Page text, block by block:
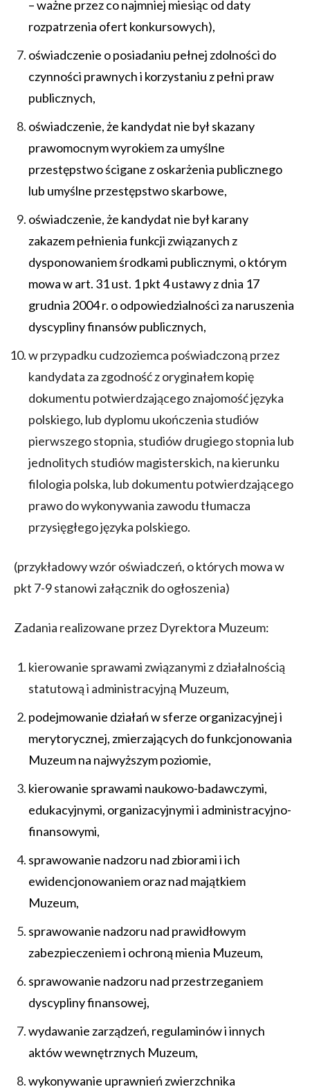
– ważne przez co najmniej miesiąc od daty
rozpatrzenia ofert konkursowych),
oświadczenie o posiadaniu pełnej zdolności do
czynności prawnych i korzystaniu z pełni praw
publicznych,
oświadczenie, że kandydat nie był skazany
prawomocnym wyrokiem za umyślne
przestępstwo ścigane z oskarżenia publicznego
lub umyślne przestępstwo skarbowe,
oświadczenie, że kandydat nie był karany
zakazem pełnienia funkcji związanych z
dysponowaniem środkami publicznymi, o którym
mowa w art. 31 ust. 1 pkt 4 ustawy z dnia 17
grudnia 2004 r. o odpowiedzialności za naruszenia
dyscypliny finansów publicznych,
w przypadku cudzoziemca poświadczoną przez
kandydata za zgodność z oryginałem kopię
dokumentu potwierdzającego znajomość języka
polskiego, lub dyplomu ukończenia studiów
pierwszego stopnia, studiów drugiego stopnia lub
jednolitych studiów magisterskich, na kierunku
filologia polska, lub dokumentu potwierdzającego
prawo do wykonywania zawodu tłumacza
przysięgłego języka polskiego.
(przykładowy wzór oświadczeń, o których mowa w
pkt 7-9 stanowi załącznik do ogłoszenia)
Zadania realizowane przez Dyrektora Muzeum:
kierowanie sprawami związanymi z działalnością
statutową i administracyjną Muzeum,
podejmowanie działań w sferze organizacyjnej i
merytorycznej, zmierzających do funkcjonowania
Muzeum na najwyższym poziomie,
kierowanie sprawami naukowo-badawczymi,
edukacyjnymi, organizacyjnymi i administracyjno-
finansowymi,
sprawowanie nadzoru nad zbiorami i ich
ewidencjonowaniem oraz nad majątkiem
Muzeum,
sprawowanie nadzoru nad prawidłowym
zabezpieczeniem i ochroną mienia Muzeum,
sprawowanie nadzoru nad przestrzeganiem
dyscypliny finansowej,
wydawanie zarządzeń, regulaminów i innych
aktów wewnętrznych Muzeum,
wykonywanie uprawnień zwierzchnika